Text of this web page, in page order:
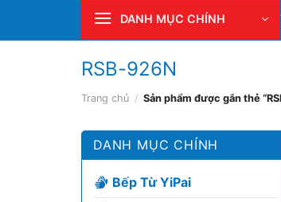
DANH MỤC CHÍNH
RSB-926N
Trang chủ / Sản phẩm được gắn thẻ
DANH MỤC CHÍNH
Bếp Từ YiPai